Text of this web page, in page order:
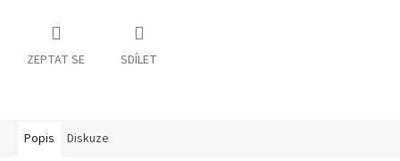
ZEPTAT SE SDÍLET
Popis Diskuze